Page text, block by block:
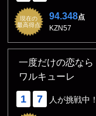
現在の
最高得点
94.348点
KZN57
一度だけの恋なら
ワルキューレ
1 7 人が挑戦中！